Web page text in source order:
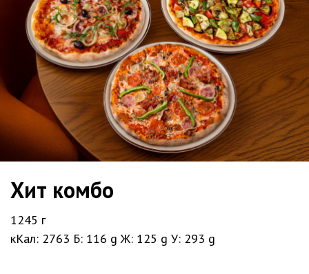
Хит комбо
1245 г
кКал: 2763 Б: 116 g Ж: 125 g У: 293 g